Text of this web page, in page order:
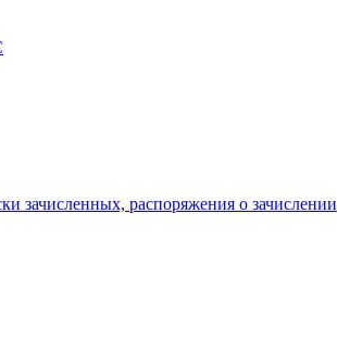
зачисленных, распоряжения о зачислении